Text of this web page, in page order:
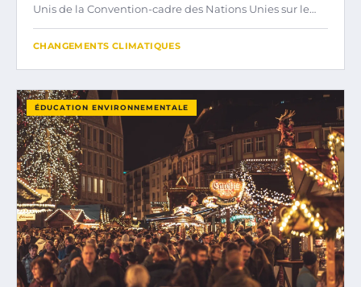
Unis de la Convention-cadre des Nations Unies sur le…
CHANGEMENTS CLIMATIQUES
ÉDUCATION ENVIRONNEMENTALE